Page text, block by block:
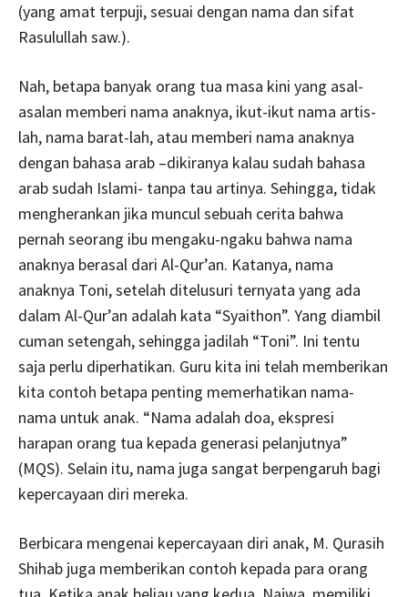
(yang amat terpuji, sesuai dengan nama dan sifat
Rasulullah saw.).
Nah, betapa banyak orang tua masa kini yang asal-
asalan memberi nama anaknya, ikut-ikut nama artis-
lah, nama barat-lah, atau memberi nama anaknya
dengan bahasa arab –dikiranya kalau sudah bahasa
arab sudah Islami- tanpa tau artinya. Sehingga, tidak
mengherankan jika muncul sebuah cerita bahwa
pernah seorang ibu mengaku-ngaku bahwa nama
anaknya berasal dari Al-Qur’an. Katanya, nama
anaknya Toni, setelah ditelusuri ternyata yang ada
dalam Al-Qur’an adalah kata “Syaithon”. Yang diambil
cuman setengah, sehingga jadilah “Toni”. Ini tentu
saja perlu diperhatikan. Guru kita ini telah memberikan
kita contoh betapa penting memerhatikan nama-
nama untuk anak. “Nama adalah doa, ekspresi
harapan orang tua kepada generasi pelanjutnya”
(MQS). Selain itu, nama juga sangat berpengaruh bagi
kepercayaan diri mereka.
Berbicara mengenai kepercayaan diri anak, M. Qurasih
Shihab juga memberikan contoh kepada para orang